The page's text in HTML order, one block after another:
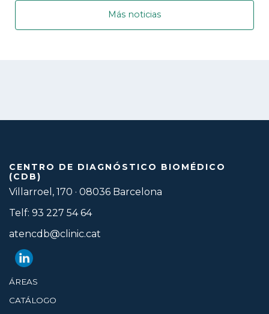
Más noticias
CENTRO DE DIAGNÓSTICO BIOMÉDICO
(CDB)
Villarroel, 170 · 08036 Barcelona
Telf: 93 227 54 64
atencdb@clinic.cat
ÁREAS
CATÁLOGO